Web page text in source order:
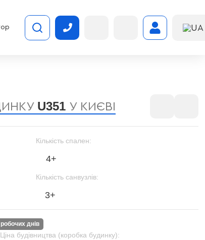
UA
U351 У КИЄВІ
Кількість спален:
4+
Кількість санвузлів:
3+
робочих днів
Ціна будівництва (коробка будинку):